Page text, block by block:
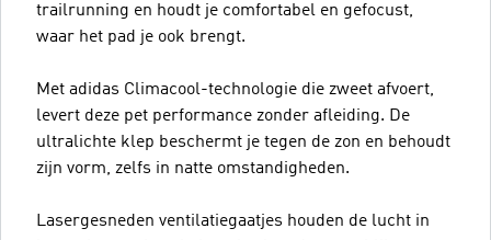
trailrunning en houdt je comfortabel en gefocust,
waar het pad je ook brengt.
Met adidas Climacool-technologie die zweet afvoert,
levert deze pet performance zonder afleiding. De
ultralichte klep beschermt je tegen de zon en behoudt
zijn vorm, zelfs in natte omstandigheden.
Lasergesneden ventilatiegaatjes houden de lucht in